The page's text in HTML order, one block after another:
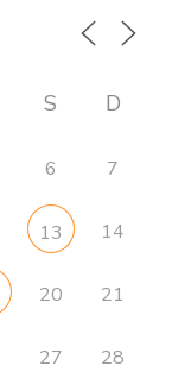
S D
6 7
13 14
20 21
27 28